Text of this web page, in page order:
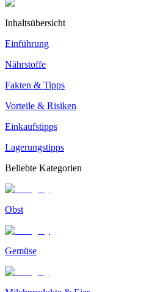
Inhaltsübersicht
Einführung
Nährstoffe
Fakten & Tipps
Vorteile & Risiken
Einkaufstipps
Lagerungstipps
Beliebte Kategorien
Obst
Gemüse